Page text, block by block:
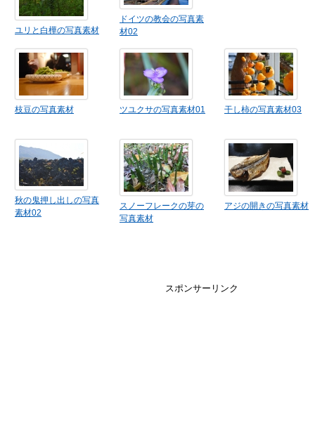
ユリと白樺の写真素材
ドイツの教会の写真素
材02
枝豆の写真素材 ツユクサの写真素材01 干し柿の写真素材03
秋の鬼押し出しの写真
素材02
スノーフレークの芽の
写真素材
アジの開きの写真素材
スポンサーリンク